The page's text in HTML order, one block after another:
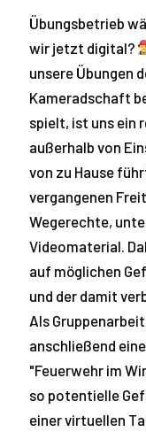
Übungsbetrieb
wir jetzt digital?
unsere Übungen
Kameradschaft
spielt, ist uns ein
außerhalb von
von zu Hause
vergangenen
Wegerechte,
Videomaterial.
auf möglichen
und der damit
Als
anschließend
"Feuerwehr im
so potentielle
einer virtuellen